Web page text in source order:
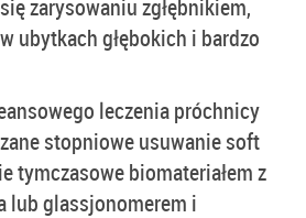
zarysowaniu zgłębnikiem,
ubytkach głębokich i bardzo
leczenia próchnicy
stopniowe usuwanie soft
tymczasowe biomateriałem z
lub glassjonomerem i